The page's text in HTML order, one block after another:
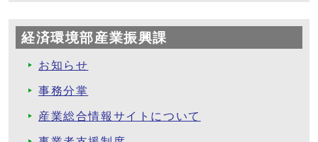
経済環境部産業振興課
お知らせ
事務分掌
産業総合情報サイトについて